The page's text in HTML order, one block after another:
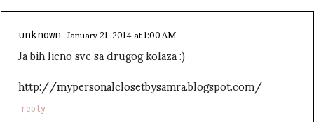
unknown January 21, 2014 at 1:00 AM
Ja bih licno sve sa drugog kolaza :)
http://mypersonalclosetbysamra.blogspot.com/
reply